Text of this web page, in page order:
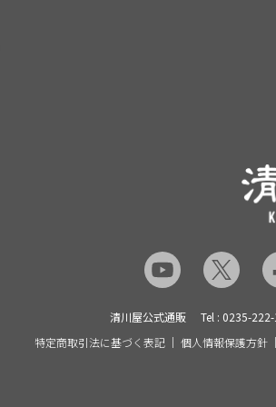
清川屋公式通販 Tel : 0235-222-
特定商取引法に基づく表記
個人情報保護方針